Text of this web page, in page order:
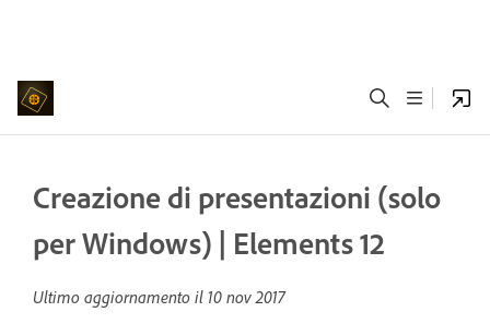
Creazione di presentazioni (solo
per Windows) | Elements 12
Ultimo aggiornamento il 10 nov 2017